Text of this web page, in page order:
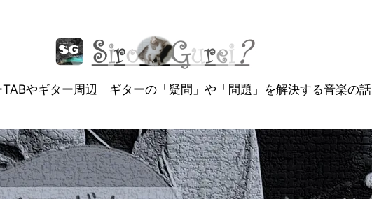
やギター周辺 ギターの「疑問」や「問題」を解決する音楽の話